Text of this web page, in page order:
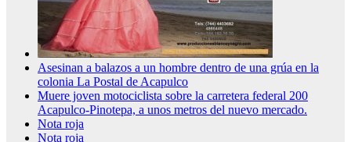
Asesinan a balazos a un hombre dentro de una grúa en la
colonia La Postal de Acapulco
Muere joven motociclista sobre la carretera federal 200
Acapulco-Pinotepa, a unos metros del nuevo mercado.
Nota roja
Nota roja